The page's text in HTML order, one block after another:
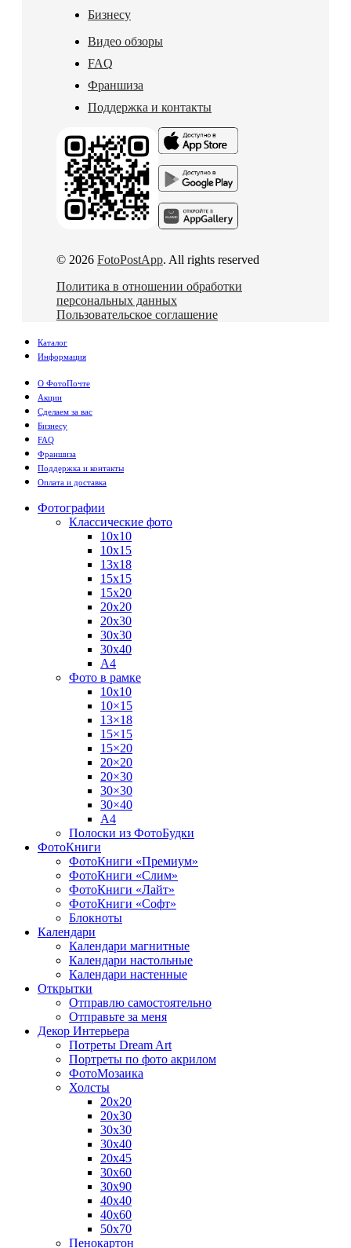
Бизнесу
Видео обзоры
FAQ
Франшиза
Поддержка и контакты
© 2026 FotoPostApp. All rights reserved
Политика в отношении обработки
персональных данных
Пользовательское соглашение
Каталог
Информация
О ФотоПочте
Акции
Сделаем за вас
Бизнесу
FAQ
Франшиза
Поддержка и контакты
Оплата и доставка
Фотографии
Классические фото
10х10
10х15
13х18
15х15
15х20
20х20
20х30
30х30
30х40
А4
Фото в рамке
10х10
10×15
13×18
15×15
15×20
20×20
20×30
30×30
30×40
A4
Полоски из ФотоБудки
ФотоКниги
ФотоКниги «Премиум»
ФотоКниги «Слим»
ФотоКниги «Лайт»
ФотоКниги «Софт»
Блокноты
Календари
Календари магнитные
Календари настольные
Календари настенные
Открытки
Отправлю самостоятельно
Отправьте за меня
Декор Интерьера
Потреты Dream Art
Портреты по фото акрилом
ФотоМозаика
Холсты
20х20
20х30
30х30
30х40
20х45
30х60
30х90
40х40
40х60
50х70
Пенокартон